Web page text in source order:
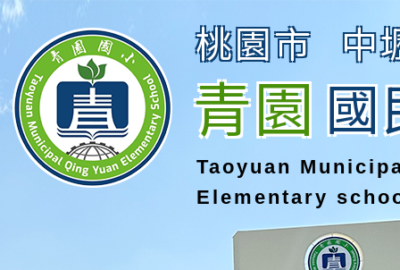
桃園市 中
青園國
Taoyuan
Elementary